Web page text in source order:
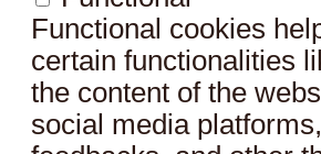
Functional cookies
certain functionalities
the content of the
social media